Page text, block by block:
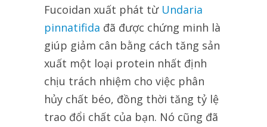
Fucoidan xuất phát từ Undaria
pinnatifida đã được chứng minh là
giúp giảm cân bằng cách tăng sản
xuất một loại protein nhất định
chịu trách nhiệm cho việc phân
hủy chất béo, đồng thời tăng tỷ lệ
trao đổi chất của bạn. Nó cũng đã